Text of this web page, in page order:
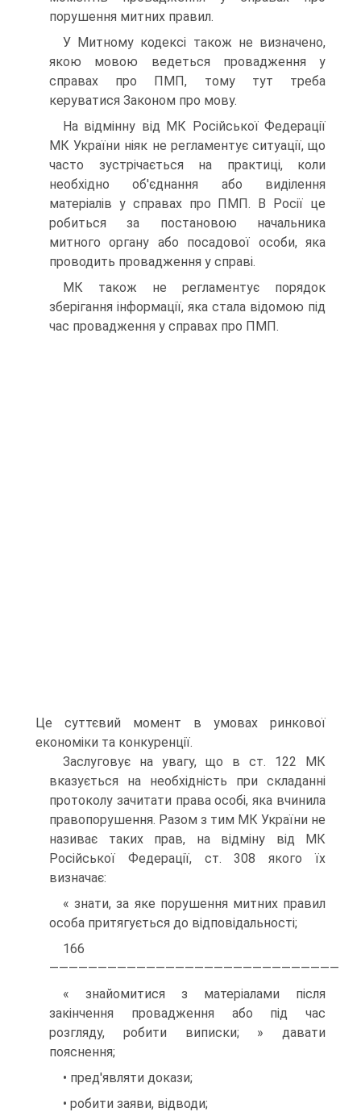
порушення митних правил.
У Митному кодексі також не визначено,
якою мовою ведеться провадження у
справах про ПМП, тому тут треба
керуватися Законом про мову.
На відмінну від МК Російської Федерації
МК України ніяк не регламентує ситуації, що
часто зустрічається на практиці, коли
необхідно об'єднання або виділення
матеріалів у справах про ПМП. В Росії це
робиться за постановою начальника
митного органу або посадової особи, яка
проводить провадження у справі.
МК також не регламентує порядок
зберігання інформації, яка стала відомою під
час провадження у справах про ПМП.
Це суттєвий момент в умовах ринкової
економіки та конкуренції.
Заслуговує на увагу, що в ст. 122 МК
вказується на необхідність при складанні
протоколу зачитати права особі, яка вчинила
правопорушення. Разом з тим МК України не
називає таких прав, на відміну від МК
Російської Федерації, ст. 308 якого їх
визначає:
« знати, за яке порушення митних правил
особа притягується до відповідальності;
166
——————————————————————————————
« знайомитися з матеріалами після
закінчення провадження або під час
розгляду, робити виписки; » давати
пояснення;
• пред'являти докази;
• робити заяви, відводи;